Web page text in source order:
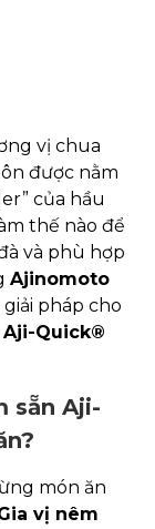
vị chua
được nằm
của hầu
thế nào để
và phù hợp
Ajinomoto
pháp cho
Aji-Quick®
sẵn Aji-
món ăn
vị nêm